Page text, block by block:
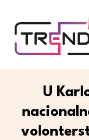
U